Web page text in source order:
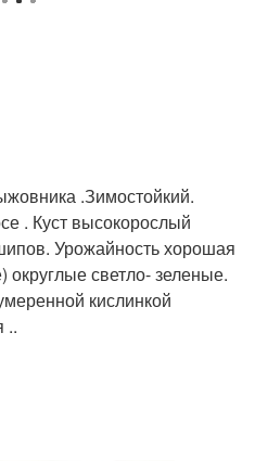
.Зимостойкий.
. Куст высокорослый
Урожайность хорошая
светло- зеленые.
кислинкой
..